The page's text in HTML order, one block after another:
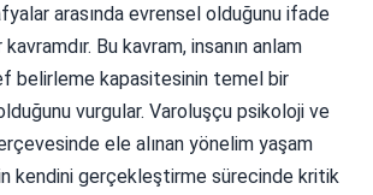
arasında evrensel olduğunu ifade
Bu kavram, insanın anlam
belirleme kapasitesinin temel bir
vurgular. Varoluşçu psikoloji ve
ele alınan yönelim yaşam
kendini gerçekleştirme sürecinde kritik